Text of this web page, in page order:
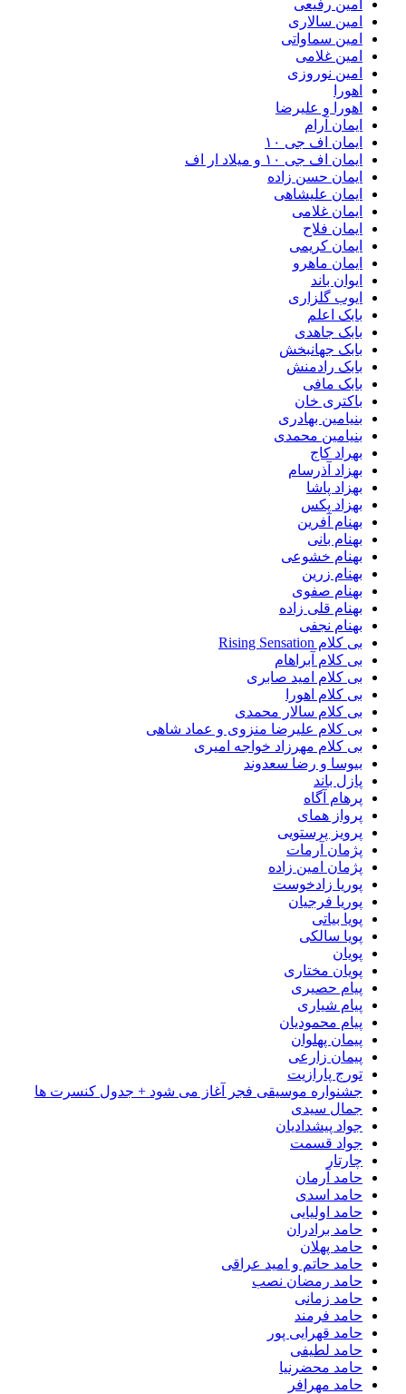
امین رفیعی
امین سالاری
امین سماواتی
امین غلامی
امین نوروزی
اهورا
اهورا و علیرضا
ایمان آرام
ایمان اف جی ۱۰
ایمان اف جی ۱۰ و میلاد ار اف
ایمان حسن زاده
ایمان علیشاهی
ایمان غلامی
ایمان فلاح
ایمان کریمی
ایمان ماهرو
ایوان باند
ایوب گلزاری
بابک اعلم
بابک جاهدی
بابک جهانبخش
بابک رادمنش
بابک مافی
باکتری خان
بنیامین بهادری
بنیامین محمدی
بهراد کاج
بهزاد آذرسام
بهزاد پاشا
بهزاد پکس
بهنام آفرین
بهنام بانی
بهنام خشوعی
بهنام زرین
بهنام صفوی
بهنام قلی زاده
بهنام نجفی
بی کلام Rising Sensation
بی کلام آبراهام
بی کلام امید صابری
بی کلام اهورا
بی کلام سالار محمدی
بی کلام علیرضا منزوی و عماد شاهی
بی کلام مهرزاد خواجه امیری
بیوسا و رضا سعدوند
پازل باند
پرهام آگاه
پرواز همای
پرویز پرستویی
پژمان آرمات
پژمان امین زاده
پوریا زادخوست
پوریا فرجیان
پویا بیاتی
پویا سالکی
پویان
پویان مختاری
پیام حصیری
پیام شیاری
پیام محمودیان
پیمان پهلوان
پیمان زارعی
تورج پارازیت
جشنواره موسیقی فجر آغاز می شود + جدول کنسرت ها
جمال سیدی
جواد پیشدادیان
جواد قسمت
چارتار
حامد آرمان
حامد اسدی
حامد اولیایی
حامد برادران
حامد پهلان
حامد حاتم و امید عراقی
حامد رمضان نصب
حامد زمانی
حامد فرمند
حامد قهرایی پور
حامد لطیفی
حامد محضرنیا
حامد مهرافر